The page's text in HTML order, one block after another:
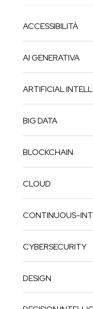
ACCESSIBILITÀ
AI GENERATIVA
ARTIFICIAL
BIG DATA
BLOCKCHAIN
CLOUD
CONTINUOUS-
CYBERSECURITY
DESIGN